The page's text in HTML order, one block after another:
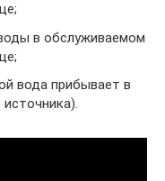
в обслуживаемом
вода прибывает в